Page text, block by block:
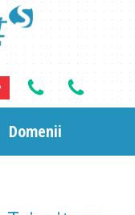
Domenii